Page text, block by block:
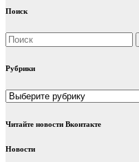
Поиск
Рубрики
Рубрики
Читайте новости Вконтакте
Новости